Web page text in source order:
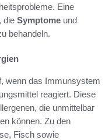
Eine
die Symptome und
behandeln.
wenn das Immunsystem
reagiert. Diese
die unmittelbar
können. Zu den
Fisch sowie